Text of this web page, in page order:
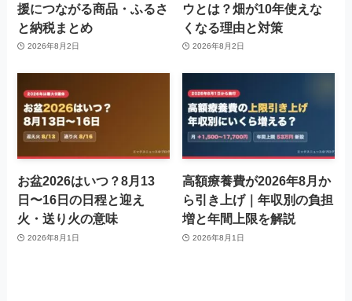
援につながる商品・ふるさ
と納税まとめ
2026年8月2日
ウとは？畑が10年使えな
くなる理由と対策
2026年8月2日
お盆2026はいつ？8月13
日〜16日の日程と迎え
火・送り火の意味
2026年8月1日
高額療養費が2026年8月か
ら引き上げ｜年収別の負担
増と年間上限を解説
2026年8月1日